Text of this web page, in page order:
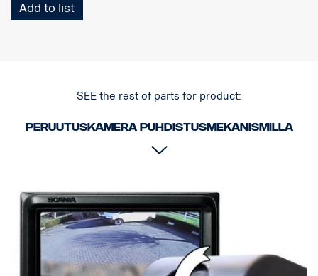
Add to list
SEE the rest of parts for product:
Peruutuskamera puhdistusmekanismilla